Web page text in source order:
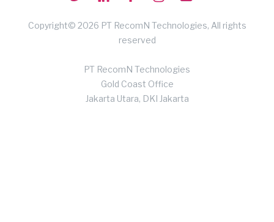
Copyright© 2026 PT RecomN Technologies, All rights
reserved
PT RecomN Technologies
Gold Coast Office
Jakarta Utara, DKI Jakarta